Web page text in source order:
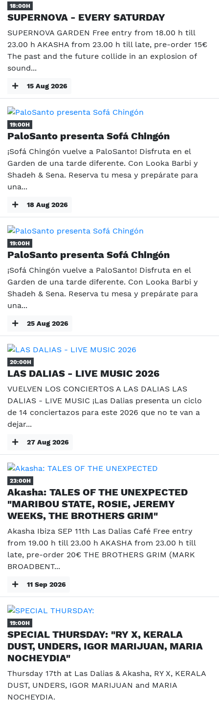
18:00H
SUPERNOVA - EVERY SATURDAY
SUPERNOVA GARDEN Free entry from 18.00 h till
23.00 h AKASHA from 23.00 h till late, pre-order 15€
The past and the future collide in an explosion of
sound...
15 Aug 2026
19:00H
PaloSanto presenta Sofá Chingón
¡Sofá Chingón vuelve a PaloSanto! Disfruta en el
Garden de una tarde diferente. Con Looka Barbi y
Shadeh & Sena. Reserva tu mesa y prepárate para
una...
18 Aug 2026
19:00H
PaloSanto presenta Sofá Chingón
¡Sofá Chingón vuelve a PaloSanto! Disfruta en el
Garden de una tarde diferente. Con Looka Barbi y
Shadeh & Sena. Reserva tu mesa y prepárate para
una...
25 Aug 2026
20:00H
LAS DALIAS - LIVE MUSIC 2026
VUELVEN LOS CONCIERTOS A LAS DALIAS LAS
DALIAS - LIVE MUSIC ¡Las Dalias presenta un ciclo
de 14 conciertazos para este 2026 que no te van a
dejar...
27 Aug 2026
23:00H
Akasha: TALES OF THE UNEXPECTED
"MARIBOU STATE, ROSIE, JEREMY
WEEKS, THE BROTHERS GRIM"
Akasha Ibiza SEP 11th Las Dalias Café Free entry
from 19.00 h till 23.00 h AKASHA from 23.00 h till
late, pre-order 20€ THE BROTHERS GRIM (MARK
BROADBENT...
11 Sep 2026
19:00H
SPECIAL THURSDAY: "RY X, KERALA
DUST, UNDERS, IGOR MARIJUAN, MARIA
NOCHEYDIA"
Thursday 17th at Las Dalias & Akasha, RY X, KERALA
DUST, UNDERS, IGOR MARIJUAN and MARIA
NOCHEYDIA.